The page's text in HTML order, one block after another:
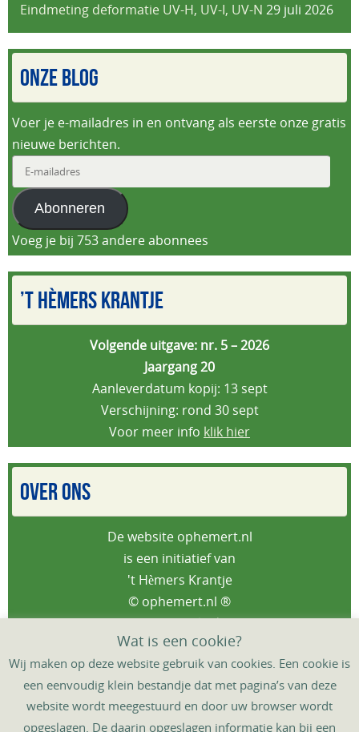
Eindmeting deformatie UV-H, UV-I, UV-N 29 juli 2026
ONZE BLOG
Voer je e-mailadres in en ontvang als eerste onze gratis
nieuwe berichten.
mailadres
Abonneren
Voeg je bij 753 andere abonnees
’T HÈMERS KRANTJE
Volgende uitgave: nr. 5 – 2026
Jaargang 20
Aanleverdatum kopij: 13 sept
Verschijning: rond 30 sept
Voor meer info klik hier
OVER ONS
De website ophemert.nl
is een initiatief van
't Hèmers Krantje
© ophemert.nl ®
Privacybeleid
HOME DORPSAGENDA
‘T HÈMERS KRANTJE
Wat is een cookie?
Wij maken op deze website gebruik van cookies. Een cookie is
een eenvoudig klein bestandje dat met pagina’s van deze
website wordt meegestuurd en door uw browser wordt
opgeslagen. De daarin opgeslagen informatie kan bij een